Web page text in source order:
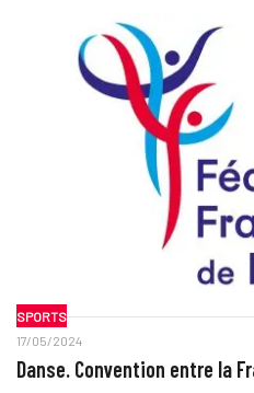
SPORTS
17/05/2024
Danse. Convention entre la